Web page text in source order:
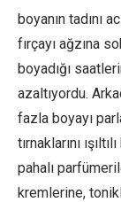
boyanın tadını
fırçayı ağzına
boyadığı
azaltıyordu.
fazla boyayı
tırnaklarını
pahalı
kremlerine,